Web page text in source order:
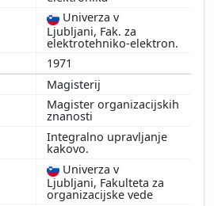
Univerza v
Ljubljani, Fak. za
elektrotehniko-elektron.
1971
Magisterij
Magister organizacijskih
znanosti
Integralno upravljanje
kakovo.
Univerza v
Ljubljani, Fakulteta za
organizacijske vede